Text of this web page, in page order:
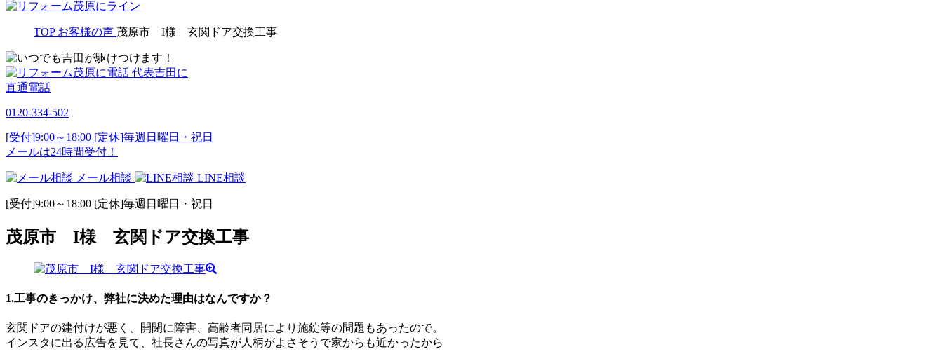
TOP お客様の声 茂原市 I様 玄関ドア交換工事
代表吉田に
直通電話
0120-334-502
[受付]9:00～18:00 [定休]毎週日曜日・祝日
メールは24時間受付！
メール相談 LINE相談
[受付]9:00～18:00 [定休]毎週日曜日・祝日
茂原市 I様 玄関ドア交換工事
1.工事のきっかけ、弊社に決めた理由はなんですか？
玄関ドアの建付けが悪く、開閉に障害、高齢者同居により施錠等の問題もあったので。
インスタに出る広告を見て、社長さんの写真が人柄がよさそうで家からも近かったから